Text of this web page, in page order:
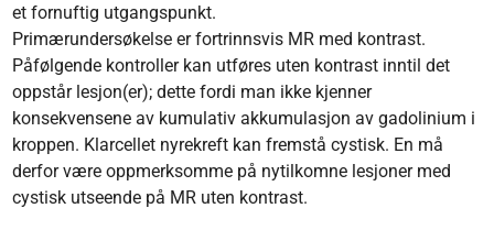
et fornuftig utgangspunkt.
Primærundersøkelse er fortrinnsvis MR med kontrast.
Påfølgende kont­roller kan utføres uten kontrast inntil det
oppstår lesjon(er); dette fordi man ikke kjenner
konsekvensene av kumulativ akkumulasjon av gadolinium i
kroppen. Klarcellet nyrekreft kan fremstå cystisk. En må
derfor være oppmerksomme på nytilkomne lesjoner med
cystisk utseende på MR uten kontrast.